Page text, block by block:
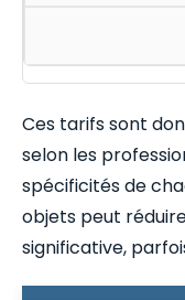
Ces tarifs sont
selon les
spécificités de
objets peut
significative,